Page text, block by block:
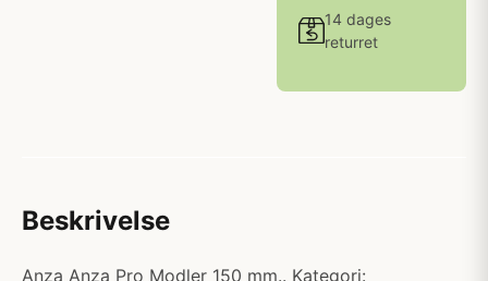
14 dages
returret
Beskrivelse
Anza Anza Pro Modler 150 mm.. Kategori: